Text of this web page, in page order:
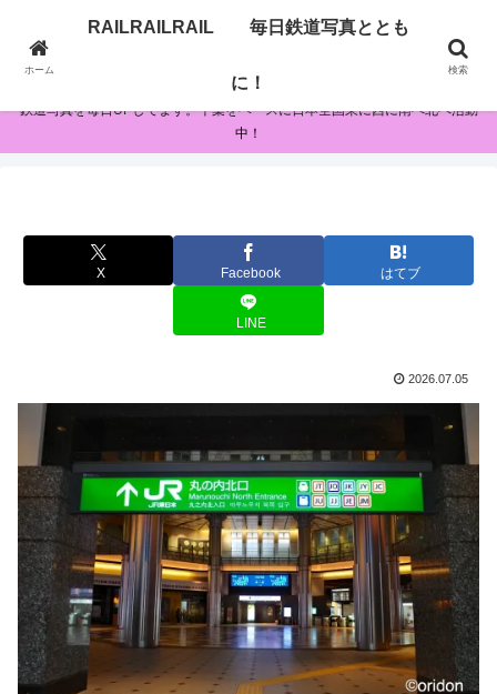
RAILRAILRAIL 毎日鉄道写真とともに！
鉄道写真を毎日UPしてます。千葉をベースに日本全国東に西に南へ北へ活動
中！
X Facebook はてブ
LINE
2026.07.05
ホーム
RAILRAILRAIL 毎日鉄道写真ととも
に！
検索